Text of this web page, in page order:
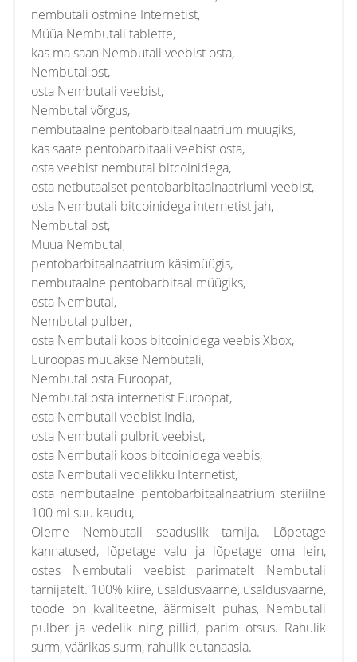
nembutali ostmine Internetist,
Müüa Nembutali tablette,
kas ma saan Nembutali veebist osta,
Nembutal ost,
osta Nembutali veebist,
Nembutal võrgus,
nembutaalne pentobarbitaalnaatrium müügiks,
kas saate pentobarbitaali veebist osta,
osta veebist nembutal bitcoinidega,
osta netbutaalset pentobarbitaalnaatriumi veebist,
osta Nembutali bitcoinidega internetist jah,
Nembutal ost,
Müüa Nembutal,
pentobarbitaalnaatrium käsimüügis,
nembutaalne pentobarbitaal müügiks,
osta Nembutal,
Nembutal pulber,
osta Nembutali koos bitcoinidega veebis Xbox,
Euroopas müüakse Nembutali,
Nembutal osta Euroopat,
Nembutal osta internetist Euroopat,
osta Nembutali veebist India,
osta Nembutali pulbrit veebist,
osta Nembutali koos bitcoinidega veebis,
osta Nembutali vedelikku Internetist,
osta nembutaalne pentobarbitaalnaatrium steriilne
100 ml suu kaudu,
Oleme Nembutali seaduslik tarnija. Lõpetage
kannatused, lõpetage valu ja lõpetage oma lein,
ostes Nembutali veebist parimatelt Nembutali
tarnijatelt. 100% kiire, usaldusväärne, usaldusväärne,
toode on kvaliteetne, äärmiselt puhas, Nembutali
pulber ja vedelik ning pillid, parim otsus. Rahulik
surm, väärikas surm, rahulik eutanaasia.